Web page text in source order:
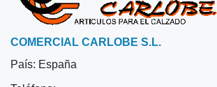
COMERCIAL CARLOBE S.L.
País: España